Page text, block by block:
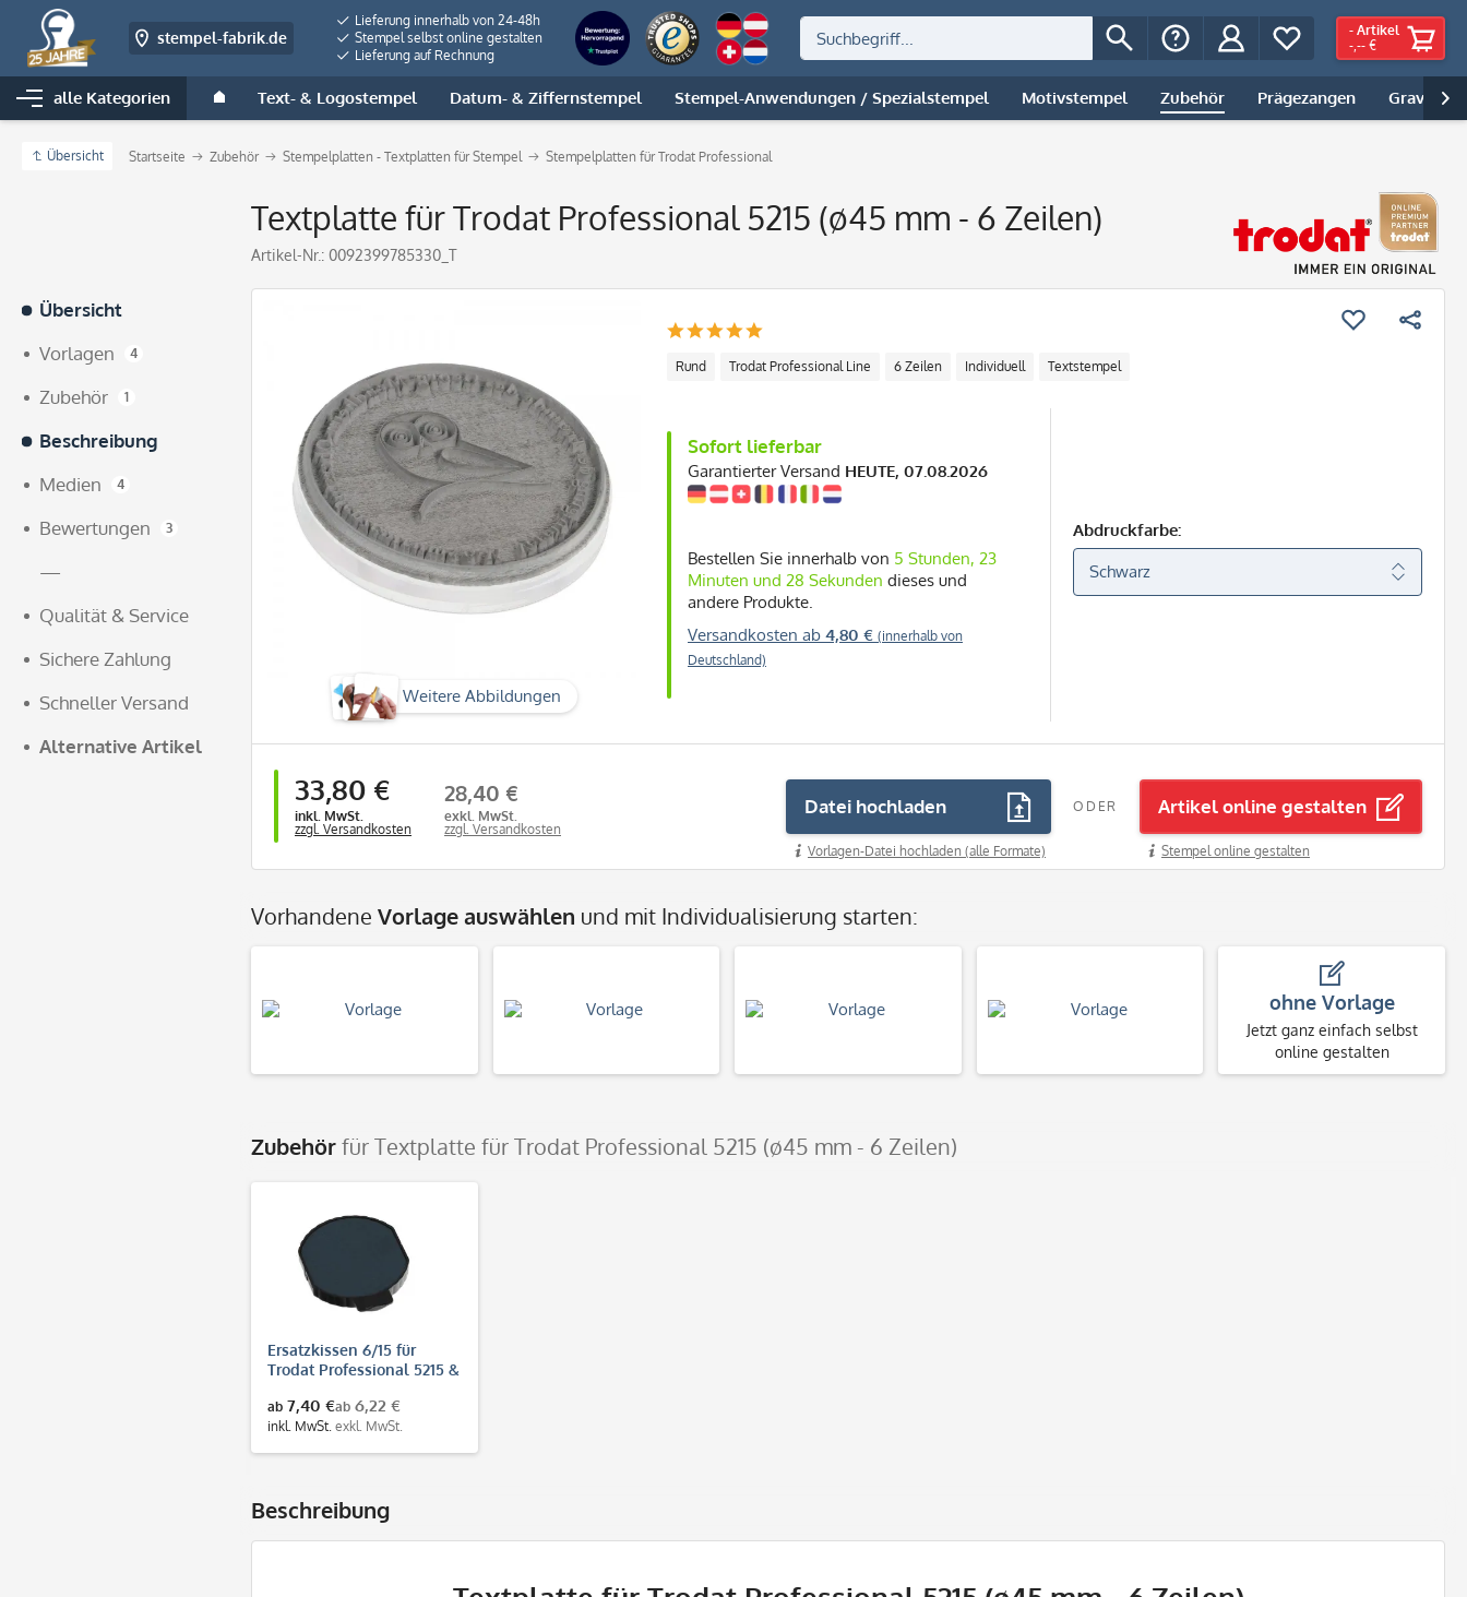
stempel-fabrik.de
Lieferung innerhalb von 24-48h
Stempel selbst online gestalten
Lieferung auf Rechnung
- Artikel
-,-- €
alle Kategorien Text- & Logostempel Datum- & Ziffernstempel Stempel-Anwendungen / Spezialstempel Motivstempel Zubehör Prägezangen Gravur |

Übersicht Startseite Zubehör Stempelplatten - Textplatten für Stempel Stempelplatten für Trodat Professional
Textplatte für Trodat Professional 5215 (ø45 mm - 6 Zeilen)
Artikel-Nr.: 0092399785330_T
Übersicht
Vorlagen
4
Zubehör 1
Beschreibung
Medien
4
Bewertungen 3
—
Qualität & Service
Sichere Zahlung
Schneller Versand
Alternative Artikel
Weitere Abbildungen
Rund Trodat Professional Line 6 Zeilen Individuell Textstempel
Sofort lieferbar
Garantierter Versand HEUTE, 07.08.2026
Bestellen Sie innerhalb von 5 Stunden, 23
Minuten und 27 Sekunden dieses und
andere Produkte.
Versandkosten ab 4,80 € (innerhalb von
Deutschland)
Abdruckfarbe:
33,80 €
inkl. MwSt.
zzgl. Versandkosten
28,40 €
exkl. MwSt.
zzgl. Versandkosten
Datei hochladen
Vorlagen-Datei hochladen (alle Formate)
ODER Artikel online gestalten
Stempel online gestalten
Vorhandene Vorlage auswählen und mit Individualisierung starten:
ohne Vorlage
Jetzt ganz einfach selbst
online gestalten
Zubehörfür Textplatte für Trodat Professional 5215 (ø45 mm - 6 Zeilen)
Ersatzkissen 6/15 für
Trodat Professional 5215 &
ab 7,40 €
inkl. MwSt.
ab 6,22 €
exkl. MwSt.
Beschreibung